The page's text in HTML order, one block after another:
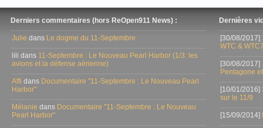
Derniers commentaires (hors ReOpen911 News) :
Julie dans Le dogme du 11-Septembre
lili dans 11-Septembre : Le Nouveau Pearl Harbor (1/3: les
avions et la défense aérienne)
Affi dans Documentaire "11-Septembre : Le Nouveau Pearl
Harbor"
Mélanie dans Documentaire "11-Septembre : Le Nouveau
Pearl Harbor"
Dernières
[30/08/2017]
WTC &
[30/08/2017]
Pentagone
[10/01/2016]
sur le 11/9
[15/09/2014]